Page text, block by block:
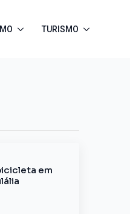
TURISMO
em